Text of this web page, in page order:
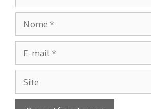
mail